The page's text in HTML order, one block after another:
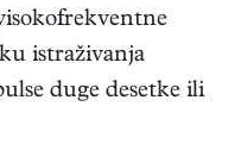
istraživanja
duge desetke ili